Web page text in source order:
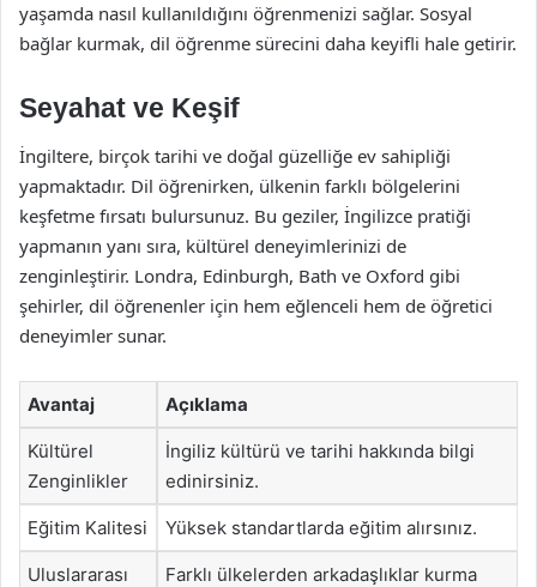
yaşamda nasıl kullanıldığını öğrenmenizi sağlar. Sosyal
bağlar kurmak, dil öğrenme sürecini daha keyifli hale getirir.
Seyahat ve Keşif
İngiltere, birçok tarihi ve doğal güzelliğe ev sahipliği
yapmaktadır. Dil öğrenirken, ülkenin farklı bölgelerini
keşfetme fırsatı bulursunuz. Bu geziler, İngilizce pratiği
yapmanın yanı sıra, kültürel deneyimlerinizi de
zenginleştirir. Londra, Edinburgh, Bath ve Oxford gibi
şehirler, dil öğrenenler için hem eğlenceli hem de öğretici
deneyimler sunar.
Avantaj Açıklama
Kültürel
Zenginlikler
İngiliz kültürü ve tarihi hakkında bilgi
edinirsiniz.
Eğitim Kalitesi Yüksek standartlarda eğitim alırsınız.
Uluslararası
Farklı ülkelerden arkadaşlıklar kurma